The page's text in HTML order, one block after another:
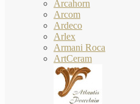
Arcahorn
Arcom
Ardeco
Arlex
Armani Roca
ArtCeram